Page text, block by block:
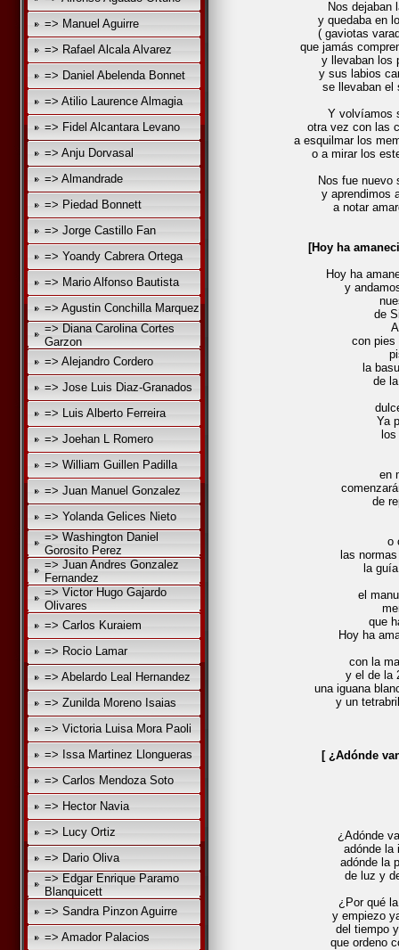
=> Manuel Aguirre
=> Rafael Alcala Alvarez
=> Daniel Abelenda Bonnet
=> Atilio Laurence Almagia
=> Fidel Alcantara Levano
=> Anju Dorvasal
=> Almandrade
=> Piedad Bonnett
=> Jorge Castillo Fan
=> Yoandy Cabrera Ortega
=> Mario Alfonso Bautista
=> Agustin Conchilla Marquez
=> Diana Carolina Cortes
Garzon
=> Alejandro Cordero
=> Jose Luis Diaz-Granados
=> Luis Alberto Ferreira
=> Joehan L Romero
=> William Guillen Padilla
=> Juan Manuel Gonzalez
=> Yolanda Gelices Nieto
=> Washington Daniel
Gorosito Perez
=> Juan Andres Gonzalez
Fernandez
=> Victor Hugo Gajardo
Olivares
=> Carlos Kuraiem
=> Rocio Lamar
=> Abelardo Leal Hernandez
=> Zunilda Moreno Isaias
=> Victoria Luisa Mora Paoli
=> Issa Martinez Llongueras
=> Carlos Mendoza Soto
=> Hector Navia
=> Lucy Ortiz
=> Dario Oliva
=> Edgar Enrique Paramo
Blanquicett
=> Sandra Pinzon Aguirre
=> Amador Palacios
Nos dejaban
y quedaba en
( gaviotas
que jamás
y llevaban los
y sus labios
se llevaban el
Y volvíamos
otra vez con las
a esquilmar los
o a mirar los
Nos fue nuevo
y aprendimos
a notar
[Hoy ha
Hoy ha
y
de
con pies
la
de
Ya
en
de
o
las
la
el
que
Hoy ha
con la
y el de la
una iguana
y un
[ ¿Adónde
¿Adónde
adónde la
adónde la
de luz y
¿Por qué
y empiezo
del tiempo
que ordeno